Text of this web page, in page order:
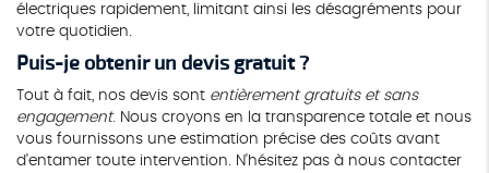
électriques rapidement, limitant ainsi les désagréments pour
votre quotidien.
Puis-je obtenir un devis gratuit ?
Tout à fait, nos devis sont entièrement gratuits et sans
engagement. Nous croyons en la transparence totale et nous
vous fournissons une estimation précise des coûts avant
d'entamer toute intervention. N'hésitez pas à nous contacter